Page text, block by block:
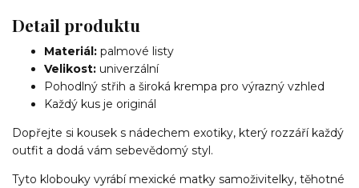
Detail produktu
Materiál: palmové listy
Velikost: univerzální
Pohodlný střih a široká krempa pro výrazný vzhled
Každý kus je originál
Dopřejte si kousek s nádechem exotiky, který rozzáří každý
outfit a dodá vám sebevědomý styl.
Tyto klobouky vyrábí mexické matky samoživitelky, těhotné